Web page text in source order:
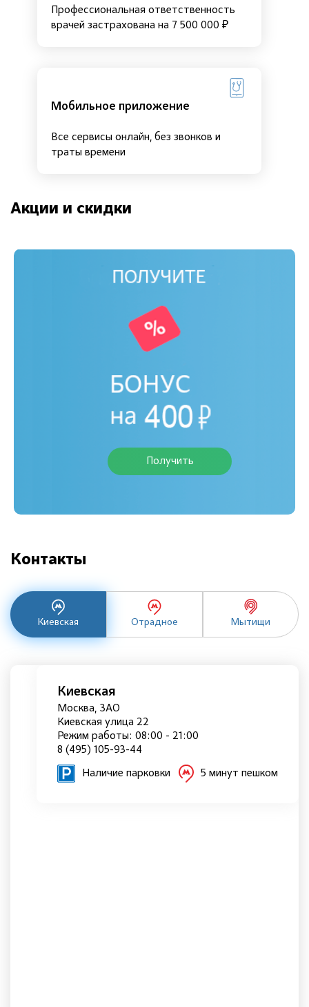
Профессиональная ответственность
врачей застрахована на 7 500 000 ₽
Мобильное приложение
Все сервисы онлайн, без звонков и
траты времени
Акции и скидки
Получить
Контакты
Киевская Отрадное Мытищи
Киевская
Москва, ЗАО
Киевская улица 22
Режим работы: 08:00 - 21:00
8 (495) 105-93-44
Наличие парковки 5 минут пешком